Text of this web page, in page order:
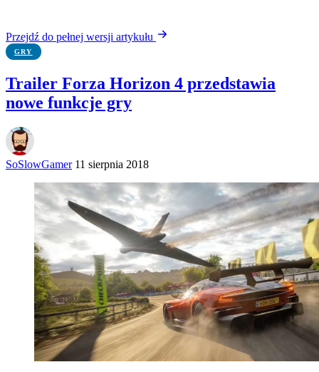
Przejdź do pełnej wersji artykułu
GRY
Trailer Forza Horizon 4 przedstawia
nowe funkcje gry
SoSlowGamer 11 sierpnia 2018